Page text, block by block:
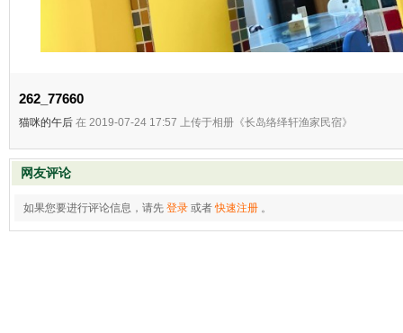
262_77660
猫咪的午后 在 2019-07-24 17:57 上传于相册《长岛络绎轩渔家民宿》
网友评论
如果您要进行评论信息，请先 登录 或者快速注册 。